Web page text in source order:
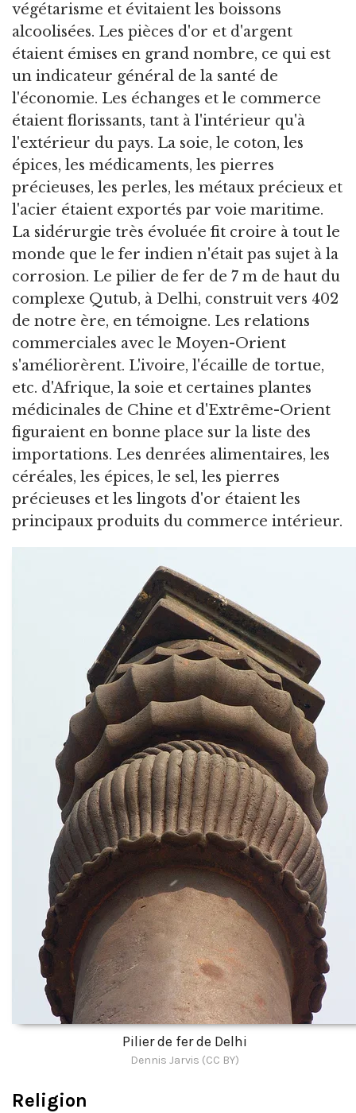
végétarisme et évitaient les boissons
alcoolisées. Les pièces d'or et d'argent
étaient émises en grand nombre, ce qui est
un indicateur général de la santé de
l'économie. Les échanges et le commerce
étaient florissants, tant à l'intérieur qu'à
l'extérieur du pays. La soie, le coton, les
épices, les médicaments, les pierres
précieuses, les perles, les métaux précieux et
l'acier étaient exportés par voie maritime.
La sidérurgie très évoluée fit croire à tout le
monde que le fer indien n'était pas sujet à la
corrosion. Le pilier de fer de 7 m de haut du
complexe Qutub, à Delhi, construit vers 402
de notre ère, en témoigne. Les relations
commerciales avec le Moyen-Orient
s'améliorèrent. L'ivoire, l'écaille de tortue,
etc. d'Afrique, la soie et certaines plantes
médicinales de Chine et d'Extrême-Orient
figuraient en bonne place sur la liste des
importations. Les denrées alimentaires, les
céréales, les épices, le sel, les pierres
précieuses et les lingots d'or étaient les
principaux produits du commerce intérieur.
Pilier de fer de Delhi
Dennis Jarvis (CC BY)
Religion